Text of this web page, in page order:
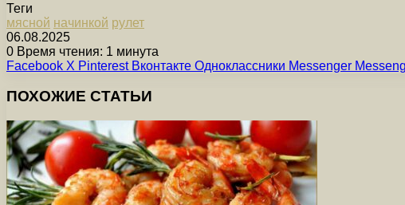
Теги
мясной начинкой рулет
06.08.2025
0 Время чтения: 1 минута
Facebook X Pinterest Вконтакте Одноклассники Messenger
ПОХОЖИЕ СТАТЬИ